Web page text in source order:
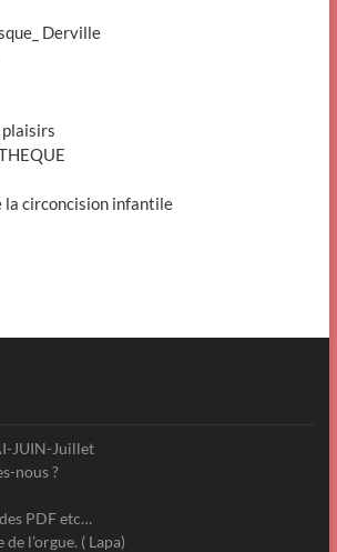
Derville
circoncision infantile
JUIN-Juillet
nous ?
PDF etc…
l’orgue. ( Lapa)